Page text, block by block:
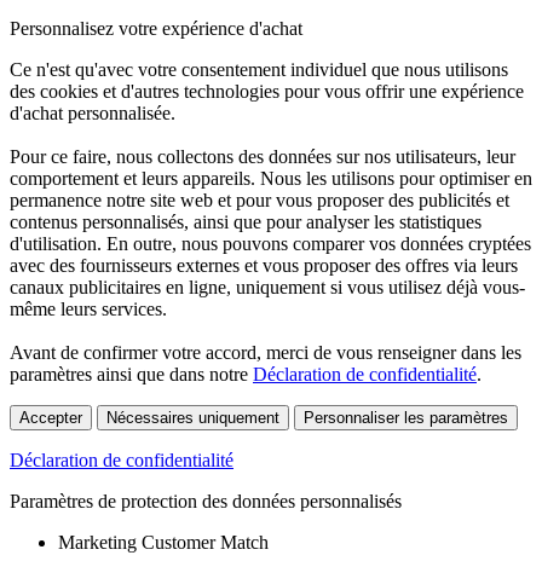
Personnalisez votre expérience d'achat
Ce n'est qu'avec votre consentement individuel que nous utilisons
des cookies et d'autres technologies pour vous offrir une expérience
d'achat personnalisée.
Pour ce faire, nous collectons des données sur nos utilisateurs, leur
comportement et leurs appareils. Nous les utilisons pour optimiser en
permanence notre site web et pour vous proposer des publicités et
contenus personnalisés, ainsi que pour analyser les statistiques
d'utilisation. En outre, nous pouvons comparer vos données cryptées
avec des fournisseurs externes et vous proposer des offres via leurs
canaux publicitaires en ligne, uniquement si vous utilisez déjà vous-
même leurs services.
Avant de confirmer votre accord, merci de vous renseigner dans les
paramètres ainsi que dans notre Déclaration de confidentialité.
Accepter Nécessaires uniquement Personnaliser les paramètres
Déclaration de confidentialité
Paramètres de protection des données personnalisés
Marketing Customer Match